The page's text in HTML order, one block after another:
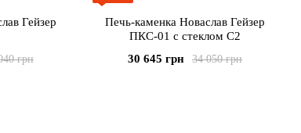
Гейзер
грн
Печь-каменка Новаслав Гейзер
ПКС-01 с стеклом С2
34 050 грн
30 645 грн